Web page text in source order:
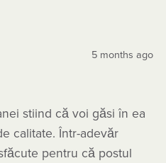
5 months ago
stiind că voi găsi în ea
calitate. Într-adevăr
pentru că postul